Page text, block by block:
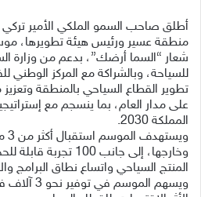
أطلق صاحب السمو الملكي الأمير تركي
شعار “السما أرضك”، بدعم من وزارة
للسياحة، وبالشراكة مع المركز
تطوير القطاع السياحي بالمنطقة
على مدار العام، بما ينسجم مع
المملكة 2030.
وخارجها، إلى جانب
المنتج السياحي واتساع نطاق البرامج
ويسهم